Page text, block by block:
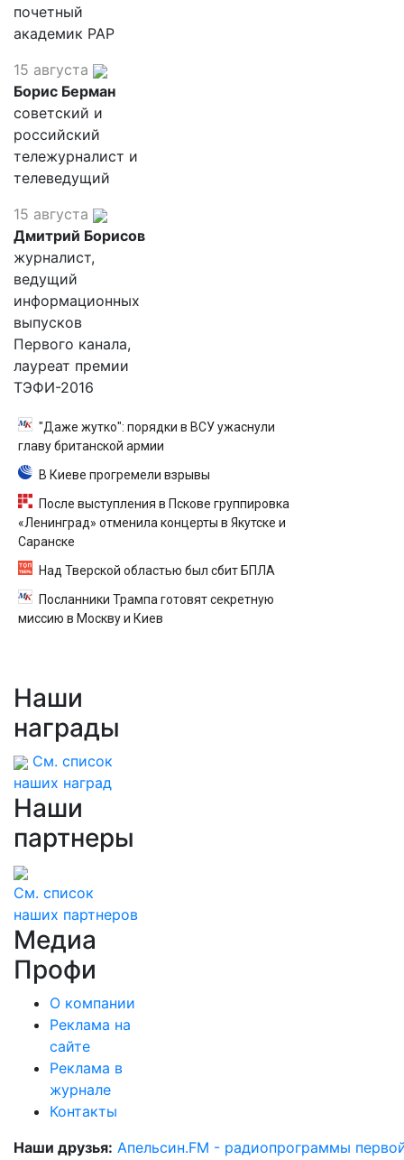
почетный
академик РАР
15 августа
Борис Берман
советский и
российский
тележурналист и
телеведущий
15 августа
Дмитрий Борисов
журналист,
ведущий
информационных
выпусков
Первого канала,
лауреат премии
ТЭФИ-2016
"Даже жутко": порядки в ВСУ ужаснули
главу британской армии
В Киеве прогремели взрывы
После выступления в Пскове группировка
«Ленинград» отменила концерты в Якутске и
Саранске
Над Тверской областью был сбит БПЛА
Посланники Трампа готовят секретную
миссию в Москву и Киев
Наши
награды
См. список
наших наград
Наши
партнеры
См. список
наших партнеров
Медиа
Профи
О компании
Реклама на
сайте
Реклама в
журнале
Контакты
Наши друзья: Апельсин.FM - радиопрограммы